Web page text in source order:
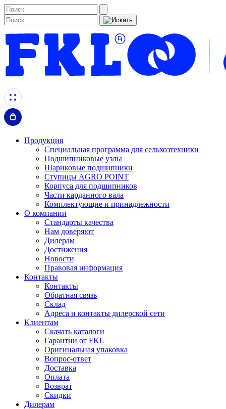
Продукция
Специальная программа для сельхозтехники
Подшипниковые узлы
Шариковые подшипники
Ступицы AGRO POINT
Корпуса для подшипников
Части карданного вала
Комплектующие и принадлежности
О компании
Стандарты качества
Нам доверяют
Дилерам
Достижения
Новости
Правовая информация
Контакты
Контакты
Обратная связь
Склад
Адреса и контакты дилерской сети
Клиентам
Скачать каталоги
Гарантии от FKL
Оригинальная упаковка
Вопрос-ответ
Доставка
Оплата
Возврат
Скидки
Дилерам